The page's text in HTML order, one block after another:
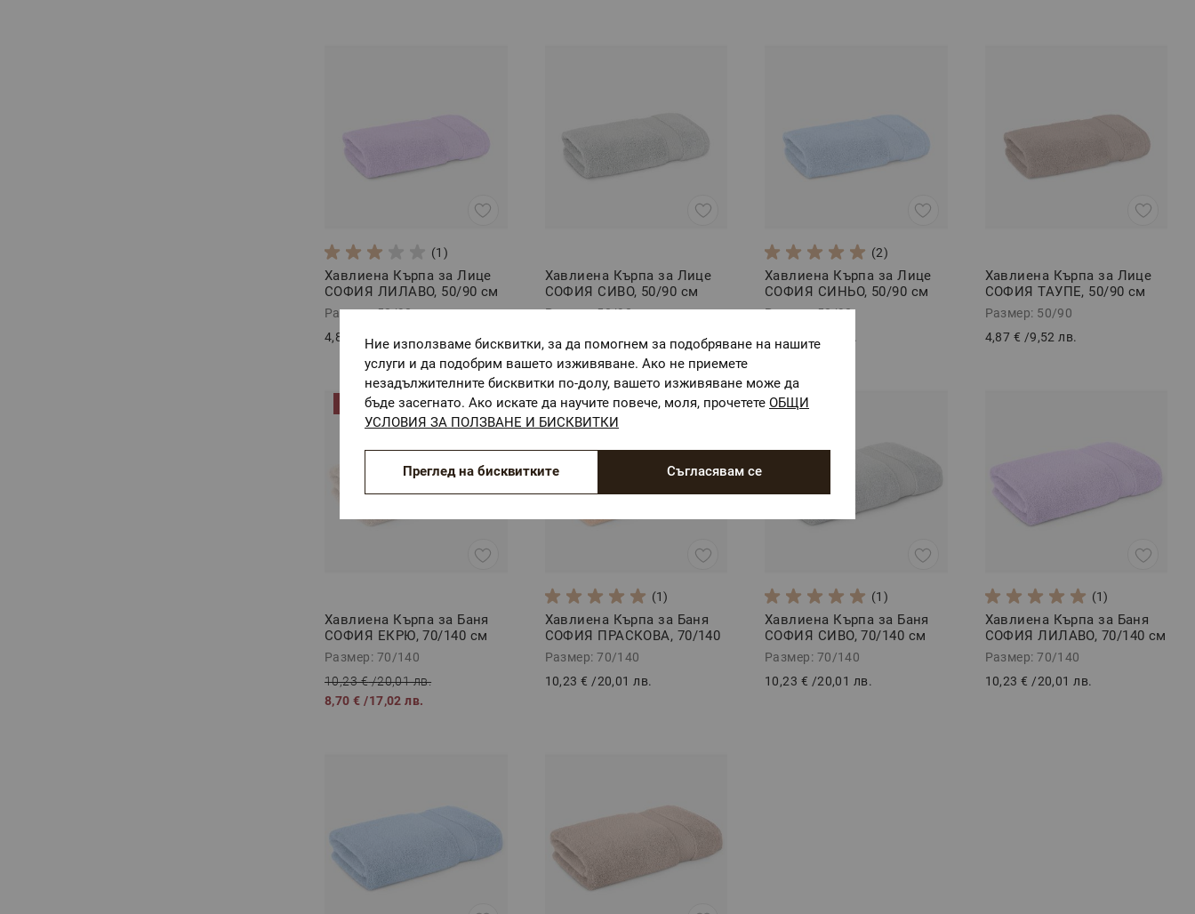
(1)
Хавлиена Кърпа за Лице
СОФИЯ ЛИЛАВО, 50/90 см
Размер: 50/90
4,87 €
/ 9,52 лв.
Хавлиена Кърпа за Лице
СОФИЯ СИВO, 50/90 см
Размер: 50/90
(2)
Хавлиена Кърпа за Лице
СОФИЯ СИНЬО, 50/90 см
Размер: 50/90
Хавлиена Кърпа за Лице
СОФИЯ ТАУПЕ, 50/90 см
Размер: 50/90
4,87 € /9,52 лв.
-15%
Хавлиена Кърпа за Баня
СОФИЯ ЕКРЮ, 70/140 см
Размер: 70/140
10,23 €/20,01 лв.
8,70 € /17,02 лв.
(1)
Хавлиена Кърпа за Баня
СОФИЯ ПРАСКОВА, 70/140
см
Размер: 70/140
10,23 € /20,01 лв.
(1)
Хавлиена Кърпа за Баня
СОФИЯ СИВО, 70/140 см
Размер: 70/140
10,23 € /20,01 лв.
(1)
Хавлиена Кърпа за Баня
СОФИЯ ЛИЛАВО, 70/140 см
Размер: 70/140
10,23 € /20,01 лв.
Ние използваме бисквитки, за да помогнем за подобряване на нашите
услуги и да подобрим вашето изживяване. Ако не приемете
незадължителните бисквитки по-долу, вашето изживяване може да
бъде засегнато. Ако искате да научите повече, моля, прочетете ОБЩИ
УСЛОВИЯ ЗА ПОЛЗВАНЕ И БИСКВИТКИ
Съгласявам се
Преглед на бисквитките